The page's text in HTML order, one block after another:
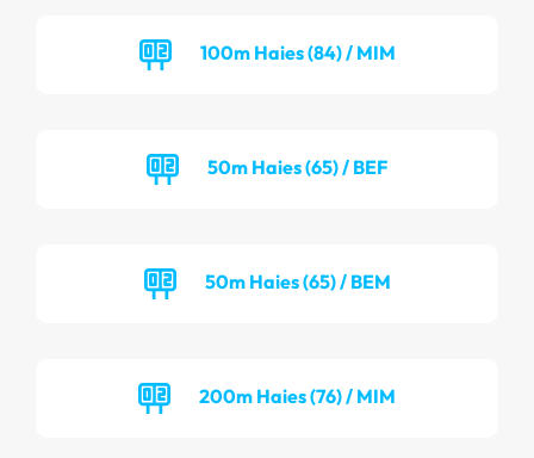
100m Haies (84) / MIM
50m Haies (65) / BEF
50m Haies (65) / BEM
200m Haies (76) / MIM